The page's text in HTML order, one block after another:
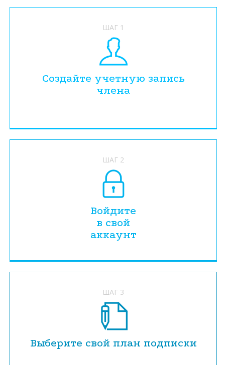
ШАГ 1
Создайте учетную запись
члена
ШАГ 2
Войдите
в свой
аккаунт
ШАГ 3
Выберите свой план подписки